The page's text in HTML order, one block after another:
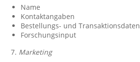
Name
Kontaktangaben
Bestellungs- und Transaktionsdaten
Forschungsinput
7. Marketing